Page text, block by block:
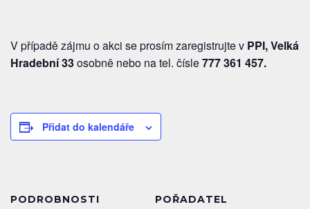
V případě zájmu o akci se prosím zaregistrujte v PPI, Velká
Hradební 33osobně nebo na tel. čísle777 361 457.
Přidat do kalendáře
PODROBNOSTI POŘADATEL